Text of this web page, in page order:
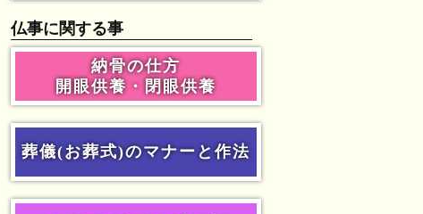
仏事に関する事
納骨の仕方
開眼供養・閉眼供養
葬儀(お葬式)のマナーと作法